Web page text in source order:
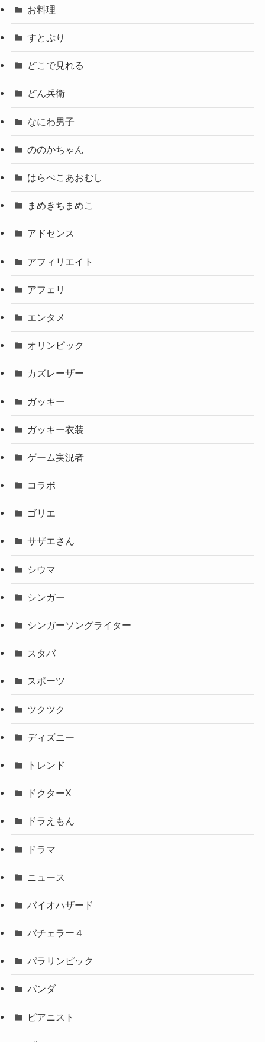
お料理
すとぷり
どこで見れる
どん兵衛
なにわ男子
ののかちゃん
はらぺこあおむし
まめきちまめこ
アドセンス
アフィリエイト
アフェリ
エンタメ
オリンピック
カズレーザー
ガッキー
ガッキー衣装
ゲーム実況者
コラボ
ゴリエ
サザエさん
シウマ
シンガー
シンガーソングライター
スタバ
スポーツ
ツクツク
ディズニー
トレンド
ドクターX
ドラえもん
ドラマ
ニュース
バイオハザード
バチェラー４
パラリンピック
パンダ
ピアニスト